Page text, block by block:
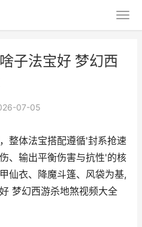
子法宝好 梦幻西
07-05
整体法宝搭配遵循'封系抢速
、输出平衡伤害与抗性'的核
仙衣、降魔斗篷、风袋为基,
梦幻西游杀地煞视频大全